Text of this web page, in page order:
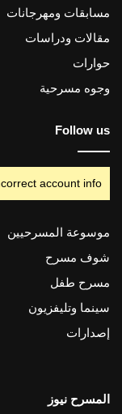
مسابقات ومهرجانات
مقالات ودراسات
حوارات
وجوه مسرحية
Follow us
account info.
موسوعة المسرحيين
شوف مسرح
مسرح طفل
سينما وتليفزيون
إصدارات
المسرح نيوز